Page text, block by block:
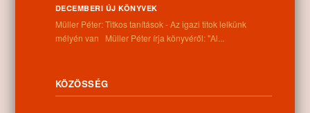
4262 Nyíracsád, Kassai u. 4.
Telefon:
Hétfő: 9:00-12:00 13:00-16:30
Kedd: 9:00-12:00 13:00-16:30
DECEMBERI ÚJ KÖNYVEK
Müller Péter: Titkos tanítások - Az igazi titok lelkünk
mélyén van Müller Péter írja könyvéről: "Al...
KÖZÖSSÉG